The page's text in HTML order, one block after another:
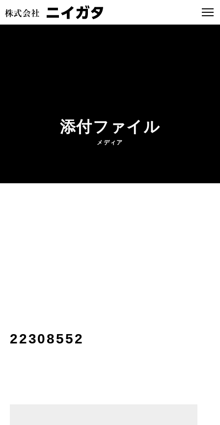
添付ファイル
メディア
22308552